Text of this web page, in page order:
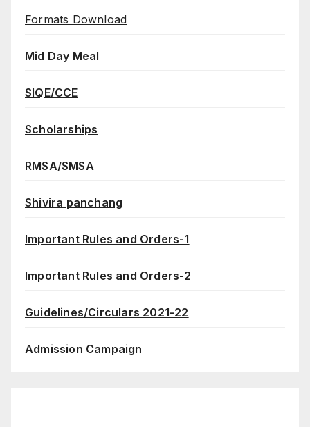
Formats Download
Mid Day Meal
SIQE/CCE
Scholarships
RMSA/SMSA
Shivira panchang
Important Rules and Orders-1
Important Rules and Orders-2
Guidelines/Circulars 2021-22
Admission Campaign